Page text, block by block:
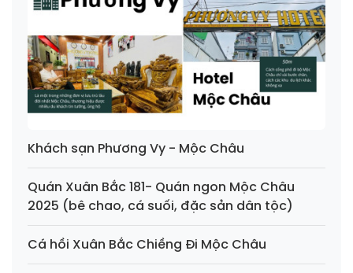
Khách sạn Phương Vy - Mộc Châu
Quán Xuân Bắc 181- Quán ngon Mộc Châu
2025 (bê chao, cá suối, đặc sản dân tộc)
Cá hồi Xuân Bắc Chiềng Đi Mộc Châu